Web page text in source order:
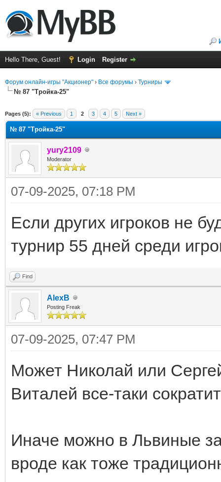
Hello There, Guest! Login Register
Форум онлайн-игры "Акционер" › Все форумы › Турниры
№ 87 "Тройка-25"
Pages (5): « Previous 1 2 3 4 5 Next »
№ 87 "Тройка-25"
yury2109
Moderator
07-09-2025, 07:18 PM
Если других игроков не
турнир 55 дней среди
Find
AlexB
Posting Freak
07-09-2025, 07:47 PM
Может Николай или
Виталей все-таки
Иначе можно в Львиные
вроде как тоже